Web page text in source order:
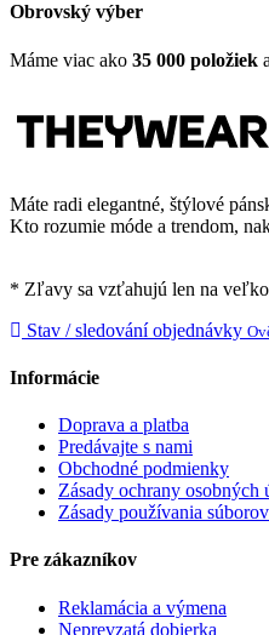
Obrovský výber
Máme viac ako 35 000 položiek
Máte radi elegantné, štýlové
Kto rozumie móde a trendom,
* Zľavy sa vzťahujú len na
Stav / sledování objednávky
Informácie
Doprava a platba
Predávajte s nami
Obchodné podmienky
Zásady ochrany osobných
Zásady používania
Pre zákazníkov
Reklamácia a výmena
Neprevzatá dobierka